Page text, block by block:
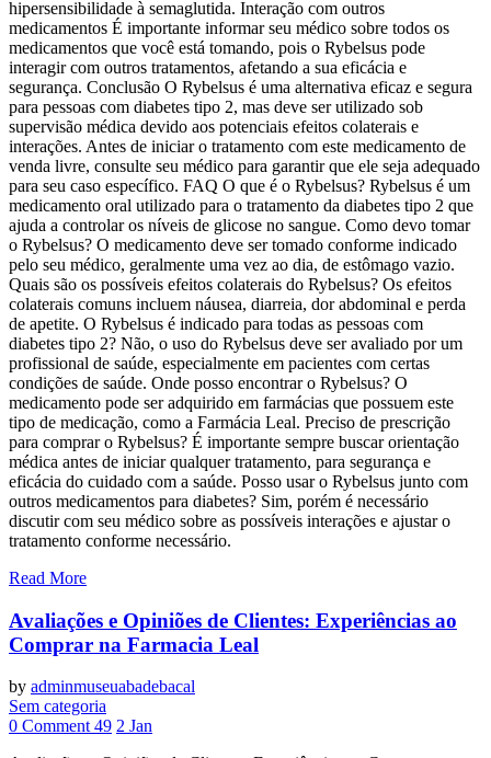
hipersensibilidade à semaglutida. Interação com outros
medicamentos É importante informar seu médico sobre todos os
medicamentos que você está tomando, pois o Rybelsus pode
interagir com outros tratamentos, afetando a sua eficácia e
segurança. Conclusão O Rybelsus é uma alternativa eficaz e segura
para pessoas com diabetes tipo 2, mas deve ser utilizado sob
supervisão médica devido aos potenciais efeitos colaterais e
interações. Antes de iniciar o tratamento com este medicamento de
venda livre, consulte seu médico para garantir que ele seja adequado
para seu caso específico. FAQ O que é o Rybelsus? Rybelsus é um
medicamento oral utilizado para o tratamento da diabetes tipo 2 que
ajuda a controlar os níveis de glicose no sangue. Como devo tomar
o Rybelsus? O medicamento deve ser tomado conforme indicado
pelo seu médico, geralmente uma vez ao dia, de estômago vazio.
Quais são os possíveis efeitos colaterais do Rybelsus? Os efeitos
colaterais comuns incluem náusea, diarreia, dor abdominal e perda
de apetite. O Rybelsus é indicado para todas as pessoas com
diabetes tipo 2? Não, o uso do Rybelsus deve ser avaliado por um
profissional de saúde, especialmente em pacientes com certas
condições de saúde. Onde posso encontrar o Rybelsus? O
medicamento pode ser adquirido em farmácias que possuem este
tipo de medicação, como a Farmácia Leal. Preciso de prescrição
para comprar o Rybelsus? É importante sempre buscar orientação
médica antes de iniciar qualquer tratamento, para segurança e
eficácia do cuidado com a saúde. Posso usar o Rybelsus junto com
outros medicamentos para diabetes? Sim, porém é necessário
discutir com seu médico sobre as possíveis interações e ajustar o
tratamento conforme necessário.
Read More
Avaliações e Opiniões de Clientes: Experiências ao
Comprar na Farmacia Leal
by adminmuseuabadebacal
Sem categoria
0 Comment49 2 Jan